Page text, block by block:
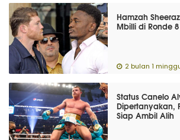
Hamzah
Mbilli di Ronde 8
2 bulan 1
Status Canelo
Dipertanyakan,
Siap Ambil Alih